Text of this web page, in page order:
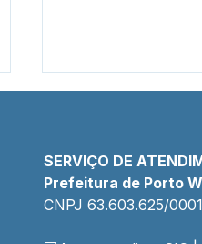
SERVIÇO DE
Prefeitura de Porto
CNPJ 63.603.625/